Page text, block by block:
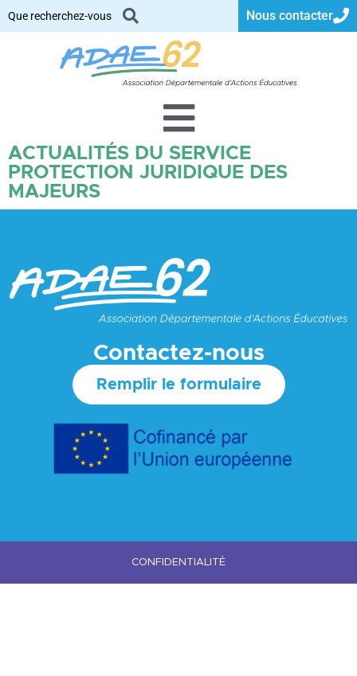
Nous contacter
ACTUALITÉS DU SERVICE
PROTECTION JURIDIQUE DES
MAJEURS
Contactez-nous
Remplir le formulaire
CONFIDENTIALITÉ